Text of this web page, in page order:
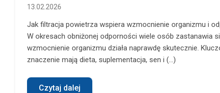
13.02.2026
Jak filtracja powietrza wspiera wzmocnienie organizmu i
W okresach obniżonej odporności wiele osób zastanawia
wzmocnienie organizmu działa naprawdę skutecznie.
znaczenie mają dieta, suplementacja, sen i (...)
Czytaj dalej